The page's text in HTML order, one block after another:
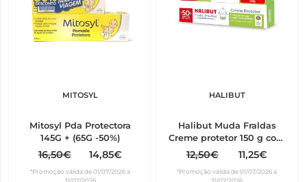
MITOSYL
Mitosyl Pda Protectora
145G + (65G -50%)
16,50€ 14,85€
*Promoção válida de 01/07/2026 a
31/07/2026
HALIBUT
Halibut Muda Fraldas
Creme protetor 150 g com
Oferta de 50% e Creme
protetor 50 g
12,50€ 11,25€
*Promoção válida de 01/07/2026 a
31/07/2026